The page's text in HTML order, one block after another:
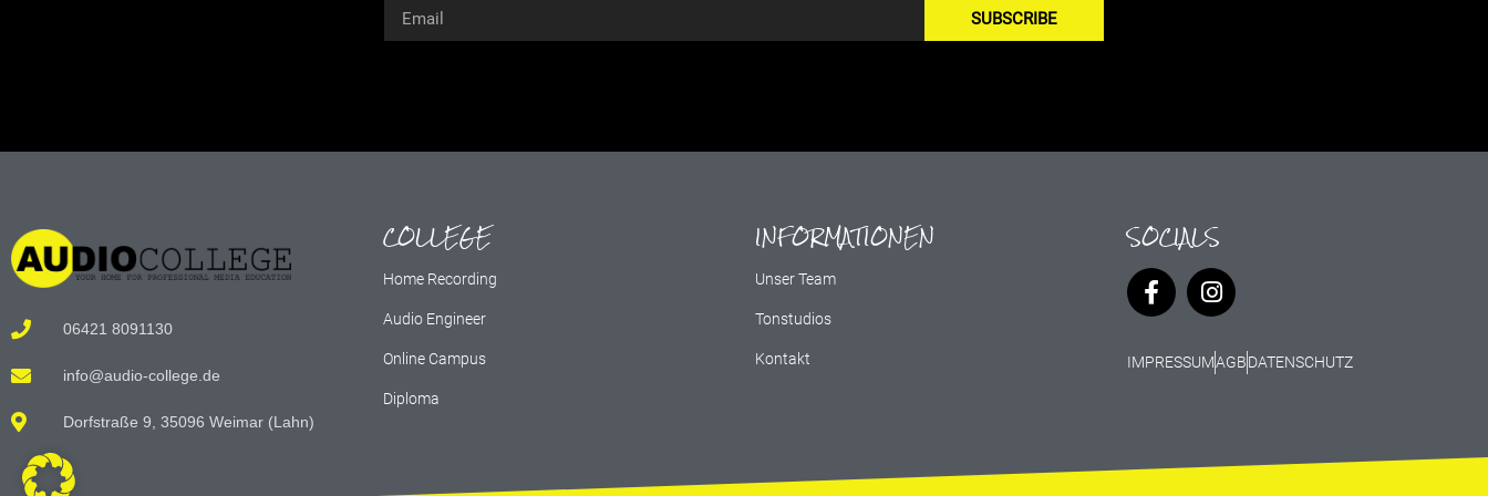
SUBSCRIBE
06421 8091130
info@audio-college.de
Dorfstraße 9, 35096 Weimar (Lahn)
COLLEGE
Home Recording
Audio Engineer
Online Campus
Diploma
INFORMATIONEN
Unser Team
Tonstudios
Kontakt
SOCIALS
IMPRESSUMAGBDATENSCHUTZ